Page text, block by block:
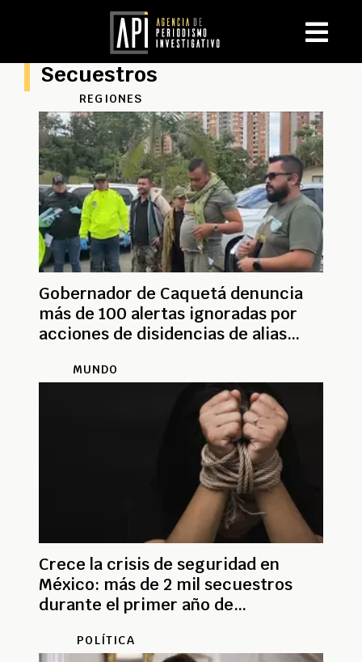
Secuestros
REGIONES
Gobernador de Caquetá denuncia
más de 100 alertas ignoradas por
acciones de disidencias de alias
MUNDO
Crece la crisis de seguridad en
México: más de 2 mil secuestros
durante el primer año de
POLÍTICA